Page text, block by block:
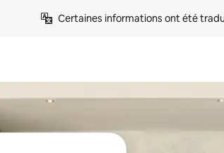
Certaines informations ont été